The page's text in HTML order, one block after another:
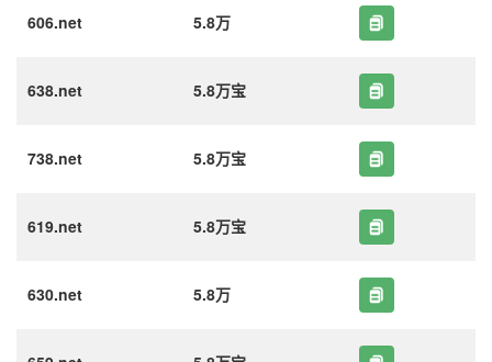
606.net 5.8万
638.net 5.8万宝
738.net 5.8万宝
619.net 5.8万宝
630.net 5.8万